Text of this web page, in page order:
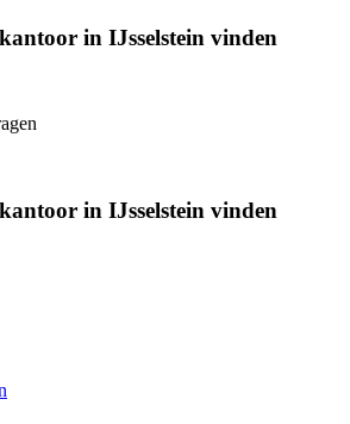
in IJsselstein vinden
in IJsselstein vinden